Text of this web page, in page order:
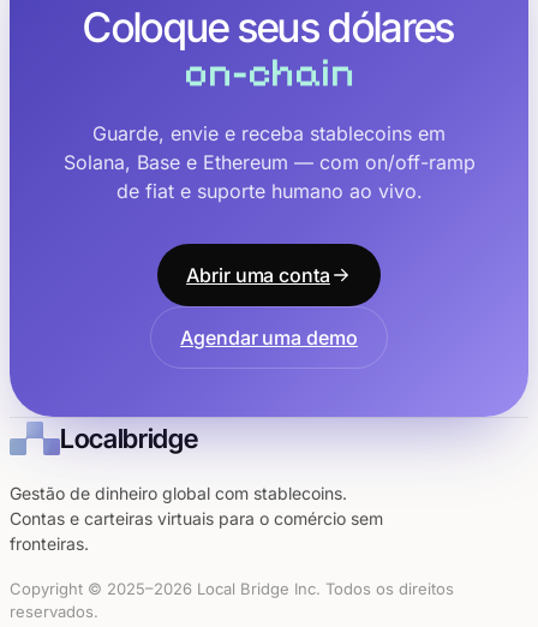
Coloque seus dólares
on-chain
Guarde, envie e receba stablecoins em
Solana, Base e Ethereum — com on/off-ramp
de fiat e suporte humano ao vivo.
Abrir uma conta
Agendar uma demo
Localbridge
Gestão de dinheiro global com stablecoins.
Contas e carteiras virtuais para o comércio sem
fronteiras.
Copyright © 2025–2026 Local Bridge Inc. Todos os direitos
reservados.